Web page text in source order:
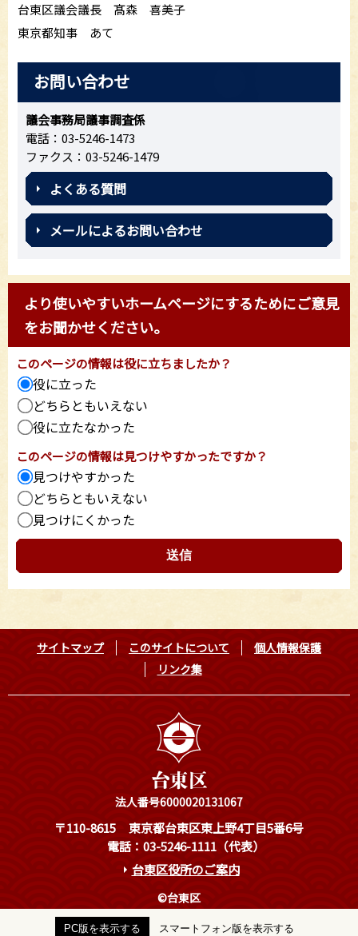
台東区議会議長 髙森 喜美子
東京都知事 あて
お問い合わせ
議会事務局議事調査係
電話：03-5246-1473
ファクス：03-5246-1479
よくある質問
メールによるお問い合わせ
より使いやすいホームページにするためにご意見
をお聞かせください。
このページの情報は役に立ちましたか？
役に立った
どちらともいえない
役に立たなかった
このページの情報は見つけやすかったですか？
見つけやすかった
どちらともいえない
見つけにくかった
サイトマップ このサイトについて
個人情報保護
リンク集
法人番号6000020131067
〒110-8615
東京都台東区東上野4丁目5番6号
電話：03-5246-1111（代表）
台東区役所のご案内
©台東区
PC版を表示する スマートフォン版を表示する